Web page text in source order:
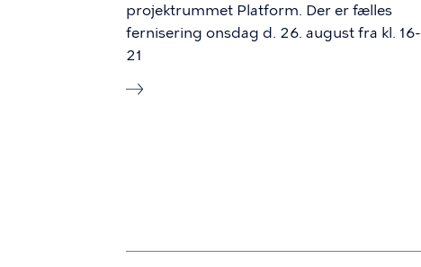
projektrummet Platform. Der er fælles
fernisering onsdag d. 26. august fra kl. 16-
21